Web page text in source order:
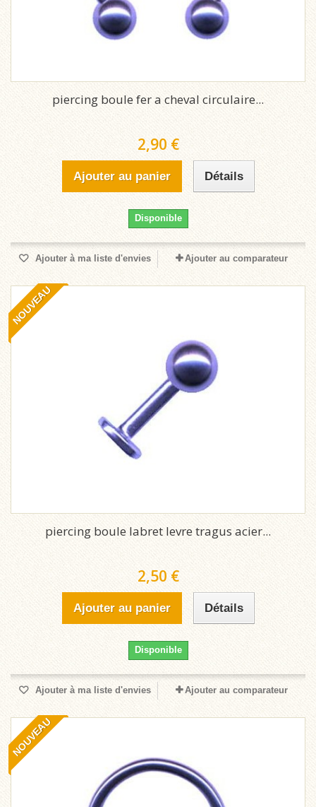
piercing boule fer a cheval circulaire...
2,90 €
Ajouter au panier Détails
Disponible
Ajouter à ma liste d'envies Ajouter au comparateur
NOUVEAU
piercing boule labret levre tragus acier...
2,50 €
Ajouter au panier Détails
Disponible
Ajouter à ma liste d'envies Ajouter au comparateur
NOUVEAU